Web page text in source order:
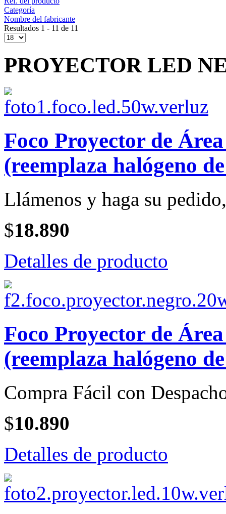
Categoría
Nombre del fabricante
Resultados 1 - 11 de 11
PROYECTOR LED
Foco Proyector de
(reemplaza halógeno
Llámenos y haga su
$18.890
Detalles de producto
Foco Proyector de
(reemplaza halógeno
Compra Fácil con
$10.890
Detalles de producto